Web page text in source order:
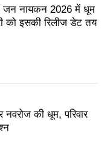
जन नायकन 2026 में धूम
को इसकी रिलीज डेट तय
नवरोज की धूम, परिवार